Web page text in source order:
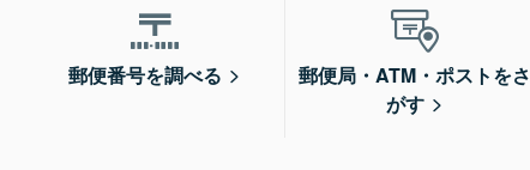
郵便番号を調べる
郵便局・ATM・ポストをさ
がす